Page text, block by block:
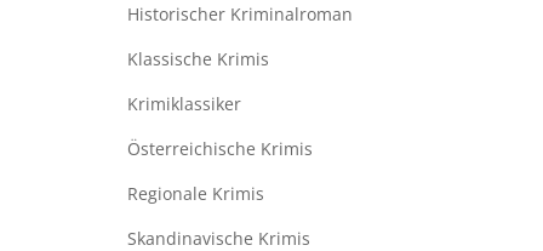
Historischer Kriminalroman
Klassische Krimis
Krimiklassiker
Österreichische Krimis
Regionale Krimis
Skandinavische Krimis